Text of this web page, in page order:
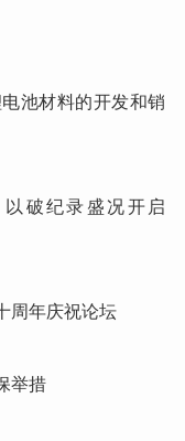
池材料的开发和销
破纪录盛况开启
周年庆祝论坛
举措